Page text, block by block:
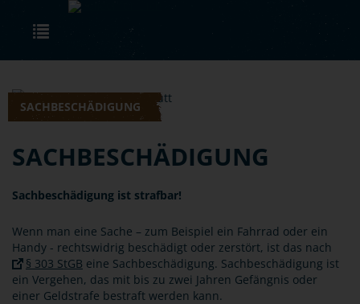
Skip to main content
SACHBESCHÄDIGUNG
SACHBESCHÄDIGUNG
Sachbeschädigung ist strafbar!
Wenn man eine Sache – zum Beispiel ein Fahrrad oder ein
Handy - rechtswidrig beschädigt oder zerstört, ist das nach
§ 303 StGB eine Sachbeschädigung. Sachbeschädigung ist
ein Vergehen, das mit bis zu zwei Jahren Gefängnis oder
einer Geldstrafe bestraft werden kann.